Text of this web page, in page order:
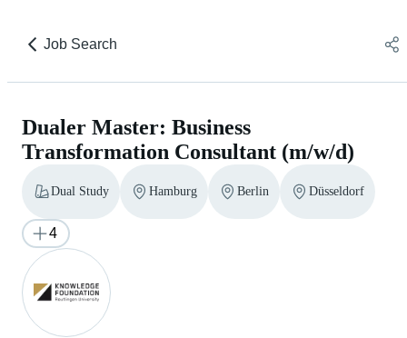
Job Search
Dualer Master: Business
Transformation Consultant (m/w/d)
Dual Study Hamburg Berlin Düsseldorf
4